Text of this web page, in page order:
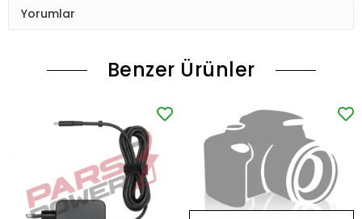
Yorumlar
Benzer Ürünler